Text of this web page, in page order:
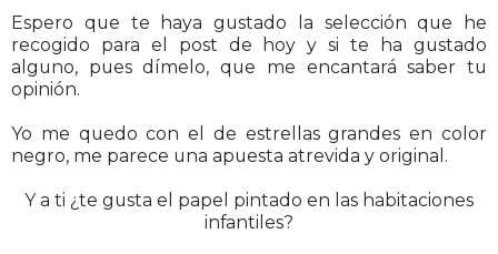
Espero que te haya gustado la selección que he
recogido para el post de hoy y si te ha gustado
alguno, pues dímelo, que me encantará saber tu
opinión.
Yo me quedo con el de estrellas grandes en color
negro, me parece una apuesta atrevida y original.
Y a ti ¿te gusta el papel pintado en las habitaciones
infantiles?